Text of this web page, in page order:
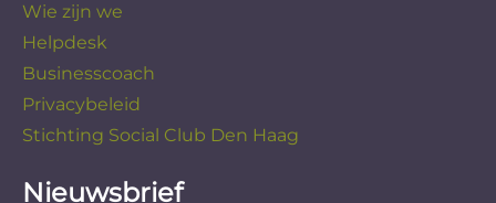
Wie zijn we
Helpdesk
Businesscoach
Privacybeleid
Stichting Social Club Den Haag
Nieuwsbrief